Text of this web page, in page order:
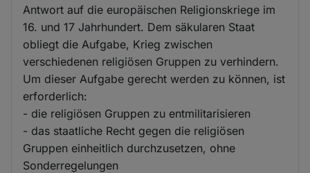
Antwort auf die europäischen Religionskriege im
16. und 17 Jahrhundert. Dem säkularen Staat
obliegt die Aufgabe, Krieg zwischen
verschiedenen religiösen Gruppen zu verhindern.
Um dieser Aufgabe gerecht werden zu können, ist
erforderlich:
- die religiösen Gruppen zu entmilitarisieren
- das staatliche Recht gegen die religiösen
Gruppen einheitlich durchzusetzen, ohne
Sonderregelungen